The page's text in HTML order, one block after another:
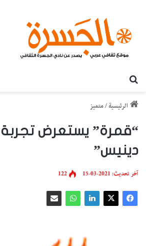
الرئيسية /متميز
“قمرة” يستعرض تجربة
دينيس”
آخر تحديث: 2021-03-15 122